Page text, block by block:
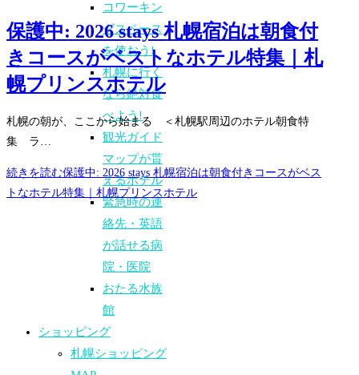
コワーキン
グスペース
を使おう!
札幌に行く
なら絶対食
べよう!
観光ガイド
マップが貰
えるホテル
緊急時の連
絡先・英語
が話せる病
院・医院
おたる水族
館
ショッピング
札幌ショッピング
保護中: 2026 stays 札幌宿泊は朝食付
きコースがベストなホテル特集｜札
幌プリンスホテル
札幌の朝が、ここから始まる ＜札幌駅周辺のホテル朝食特
集 ラ…
続きを読む保護中: 2026 stays 札幌宿泊は朝食付きコースがベス
トなホテル特集｜札幌プリンスホテル